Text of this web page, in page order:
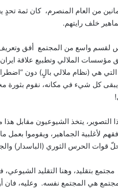
من العام المنصرم، كان ثمة تحدٍ
خلف رايتهم.
لقسم واسع من المجتمع أفق وتعريف
مؤسسات الملالي وتطبيع علاقة ايران
التي هي (نظام ملالي بالٍ) دون
كل شيء في مكانه، نقوم بثورة
التصوير، يتخذ الشيوعيون مقابل
لأغلبية الجماهير، ويقوموا
قوات الحرس الثوري (الباسدار)
بتقليد، وهنا التقليد الشيوعي،
هي المجتمع نفسه. وعليه، فان